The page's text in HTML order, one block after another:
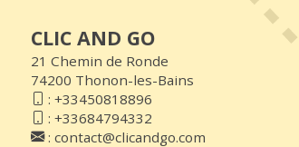
CLIC AND GO
21 Chemin de Ronde
74200 Thonon-les-Bains
: +33450818896
: +33684794332
: contact@clicandgo.com